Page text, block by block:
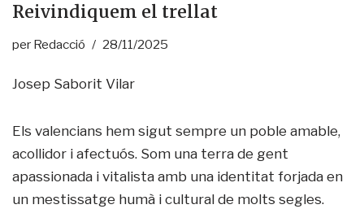
Reivindiquem el trellat
per Redacció 28/11/2025
Josep Saborit Vilar
Els valencians hem sigut sempre un poble amable,
acollidor i afectuós. Som una terra de gent
apassionada i vitalista amb una identitat forjada en
un mestissatge humà i cultural de molts segles.